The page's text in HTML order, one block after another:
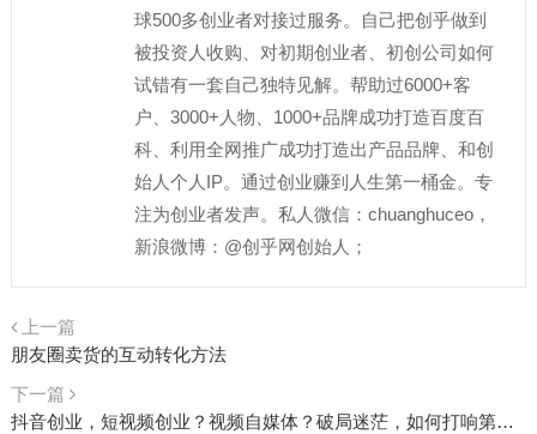
球500多创业者对接过服务。自己把创乎做到
被投资人收购、对初期创业者、初创公司如何
试错有一套自己独特见解。帮助过6000+客
户、3000+人物、1000+品牌成功打造百度百
科、利用全网推广成功打造出产品品牌、和创
始人个人IP。通过创业赚到人生第一桶金。专
注为创业者发声。私人微信：chuanghuceo，
新浪微博：@创乎网创始人；
上一篇
朋友圈卖货的互动转化方法
下一篇
抖音创业，短视频创业？视频自媒体？破局迷茫，如何打响第一枪？